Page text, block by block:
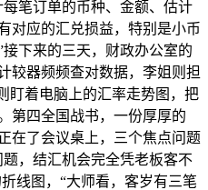
笔订单的币种、金额、估计
对应的汇兑损益，特别是小币
下来的三天，财政办公室的
较器频频查对数据，李姐则担
盯着电脑上的汇率走势图，把
第四全国战书，一份厚厚的
在了会议桌上，三个焦点问题
，结汇机会完全凭老板客不
线图，“大师看，客岁有三笔